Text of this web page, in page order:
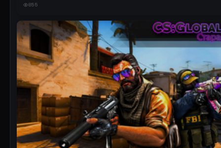
855